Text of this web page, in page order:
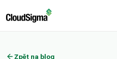
Zpět na blog